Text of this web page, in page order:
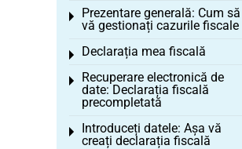
Prezentare generală: Cum să
vă gestionați cazurile fiscale
Toggle menu
Declarația mea fiscală
Toggle menu
Recuperare electronică de
date: Declarația fiscală
precompletată
Toggle menu
Introduceți datele: Așa vă
creați declarația fiscală
Toggle menu